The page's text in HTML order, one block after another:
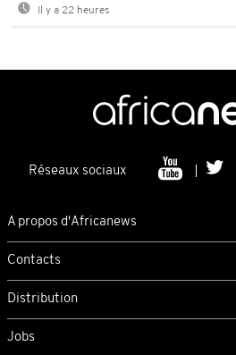
Il y a 22 heures
Réseaux sociaux
A propos d'Africanews
Contacts
Distribution
Jobs